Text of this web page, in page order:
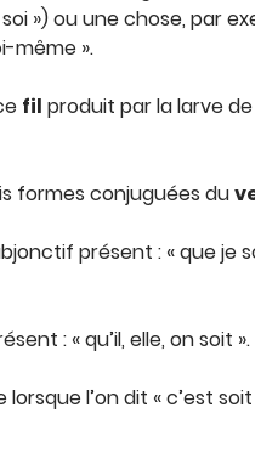
») ou une chose, par
même ».
fil produit par la larve
formes conjuguées du
présent : « que je
: « qu’il, elle, on soit ».
l’on dit « c’est soit